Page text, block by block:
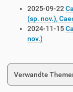
2025-09-22
(sp. nov.),
2024-11-15
nov.)
Verwandte